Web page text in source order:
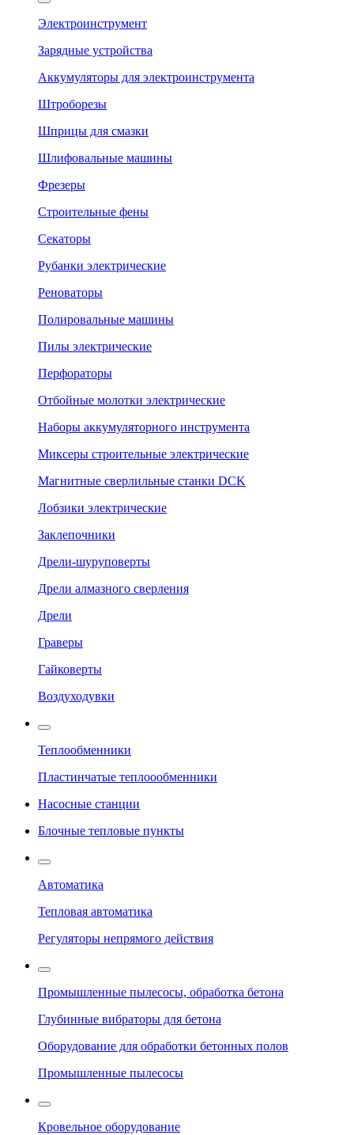
Электроинструмент
Зарядные устройства
Аккумуляторы для электроинструмента
Штроборезы
Шприцы для смазки
Шлифовальные машины
Фрезеры
Строительные фены
Секаторы
Рубанки электрические
Реноваторы
Полировальные машины
Пилы электрические
Перфораторы
Отбойные молотки электрические
Наборы аккумуляторного инструмента
Миксеры строительные электрические
Магнитные сверлильные станки DCK
Лобзики электрические
Заклепочники
Дрели-шуруповерты
Дрели алмазного сверления
Дрели
Граверы
Гайковерты
Воздуходувки
Теплообменники
Пластинчатые теплоообменники
Насосные станции
Блочные тепловые пункты
Автоматика
Тепловая автоматика
Регуляторы непрямого действия
Промышленные пылесосы, обработка бетона
Глубинные вибраторы для бетона
Оборудование для обработки бетонных полов
Промышленные пылесосы
Кровельное оборудование